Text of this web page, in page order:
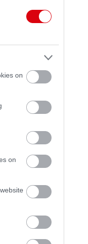
on
on
Benjamin Sesko
Brandon Williams
Bryan Mbeumo
Casemiro
Crystal Palace
David De Gea
Diogo Dalot
Ed Woodward
Érdekességek